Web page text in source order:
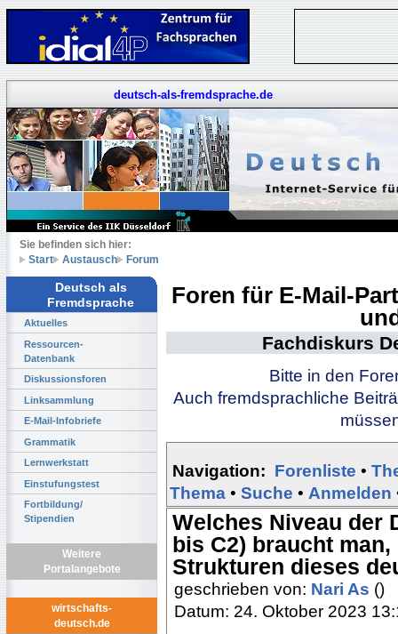
deutsch-als-fremdsprache.de
Sie befinden sich hier:
Start
Austausch Forum
Deutsch als
Fremdsprache
Aktuelles
Ressourcen-
Datenbank
Diskussionsforen
Linksammlung
E-Mail-Infobriefe
Grammatik
Lernwerkstatt
Einstufungstest
Fortbildung/
Stipendien
Weitere
Portalangebote
wirtschafts-
deutsch.de
Foren für E-Mail-
Fachdiskurs
Bitte in den
Auch fremdsprachliche
Navigation: Forenliste •
Thema • Suche • Anmelden
Welches Niveau der
bis C2) braucht
Strukturen dieses
geschrieben von: Nari As ()
Datum: 24. Oktober 2023